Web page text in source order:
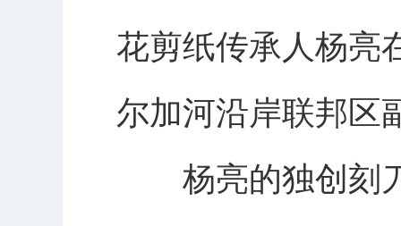
花剪纸传承人杨亮
尔加河沿岸联邦区
杨亮的独创刻刀